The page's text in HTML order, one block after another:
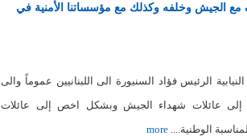
مع الجيش وخلفه وكذلك مع مؤسساتنا الأمنية في
الرئيس فؤاد السنيورة الى اللبنانيين عموماً والى
عائلات شهداء الجيش وبشكل اخص إلى عائلات
الوطنية....more